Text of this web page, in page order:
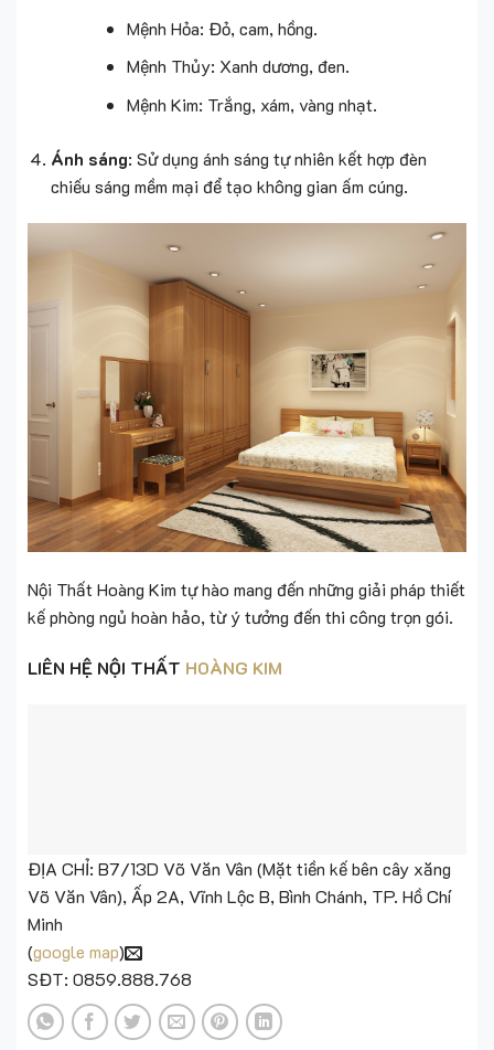
Mệnh Hỏa: Đỏ, cam, hồng.
Mệnh Thủy: Xanh dương, đen.
Mệnh Kim: Trắng, xám, vàng nhạt.
Ánh sáng: Sử dụng ánh sáng tự nhiên kết hợp đèn
chiếu sáng mềm mại để tạo không gian ấm cúng.
Nội Thất Hoàng Kim tự hào mang đến những giải pháp thiết
kế phòng ngủ hoàn hảo, từ ý tưởng đến thi công trọn gói.
LIÊN HỆ NỘI THẤT HOÀNG KIM
ĐỊA CHỈ: B7/13D Võ Văn Vân (Mặt tiền kế bên cây xăng
Võ Văn Vân), Ấp 2A, Vĩnh Lộc B, Bình Chánh, TP. Hồ Chí
Minh
(google map)
SĐT: 0859.888.768